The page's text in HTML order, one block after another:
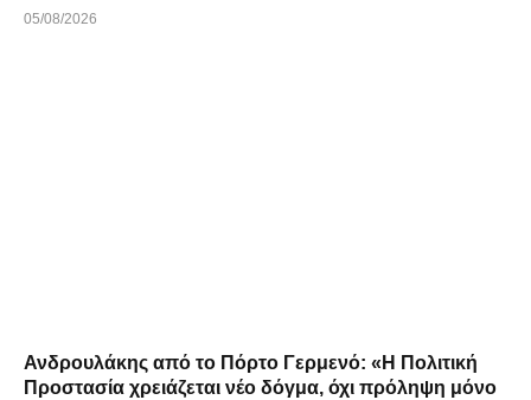
05/08/2026
Ανδρουλάκης από το Πόρτο Γερμενό: «Η Πολιτική
Προστασία χρειάζεται νέο δόγμα, όχι πρόληψη μόνο